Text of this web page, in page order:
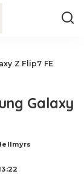
Z Flip7 FE
Galaxy